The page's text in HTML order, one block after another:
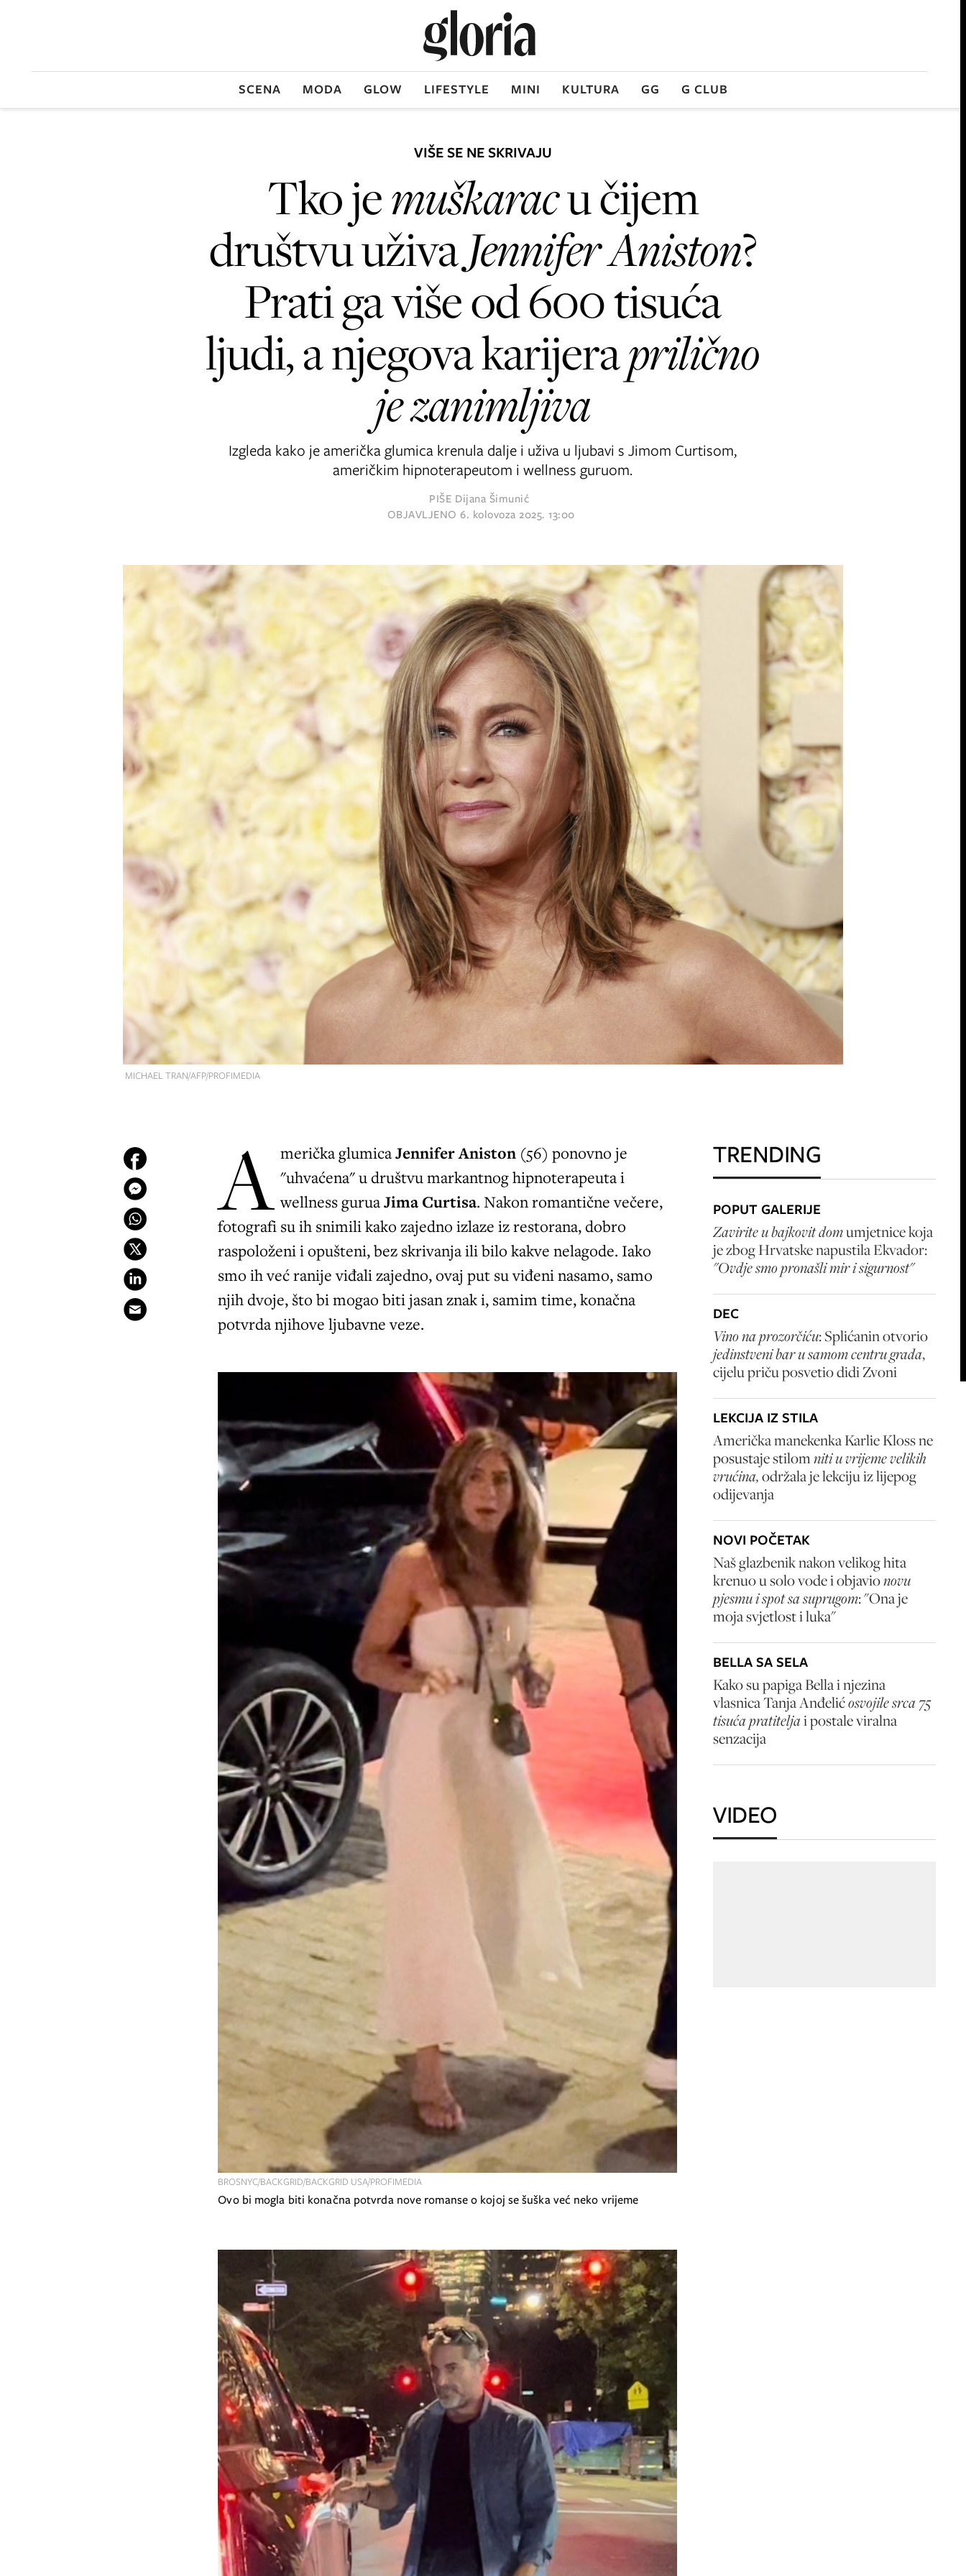
SCENA MODA GLOW LIFESTYLE MINI KULTURA GG G CLUB
MICHAEL TRAN/AFP/PROFIMEDIA
VIŠE SE NE SKRIVAJU
Tko jemuškaracu čijem
društvu uživaJennifer Aniston?
Prati ga više od 600 tisuća
ljudi, a njegova karijeraprilično
je zanimljiva
Izgleda kako je američka glumica krenula dalje i uživa u ljubavi s Jimom Curtisom,
američkim hipnoterapeutom i wellness guruom.
PIŠE Dijana Šimunić
OBJAVLJENO6. kolovoza 2025. 13:00
A merička glumicaJennifer Aniston (56) ponovno je
"uhvaćena" u društvu markantnog hipnoterapeuta i
wellness guruaJima Curtisa. Nakon romantične večere,
fotografi su ih snimili kako zajedno izlaze iz restorana, dobro
raspoloženi i opušteni, bez skrivanja ili bilo kakve nelagode. Iako
smo ih već ranije viđali zajedno, ovaj put su viđeni nasamo, samo
njih dvoje, što bi mogao biti jasan znak i, samim time, konačna
potvrda njihove ljubavne veze.
Ovo bi mogla biti konačna potvrda nove romanse o kojoj se šuška već neko vrijeme
BROSNYC/BACKGRID/BACKGRID USA/PROFIMEDIA
TRENDING
POPUT GALERIJE
Zavirite u bajkovit domumjetnice koja
je zbog Hrvatske napustila Ekvador:
"Ovdje smo pronašli mir i sigurnost"
DEC
Vino na prozorčiću: Splićanin otvorio
jedinstveni bar u samom centru grada,
cijelu priču posvetio didi Zvoni
LEKCIJA IZ STILA
Američka manekenka Karlie Kloss ne
posustaje stilomniti u vrijeme velikih
vrućina,održala je lekciju iz lijepog
odijevanja
NOVI POČETAK
Naš glazbenik nakon velikog hita
krenuo u solo vode i objavionovu
pjesmu i spot sa suprugom: "Ona je
moja svjetlost i luka"
BELLA SA SELA
Kako su papiga Bella i njezina
vlasnica Tanja Anđelićosvojile srca 75
tisuća pratiteljai postale viralna
senzacija
VIDEO